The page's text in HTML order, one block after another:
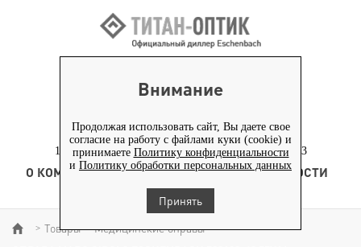
Внимание
Продолжая использовать сайт, Вы даете свое
согласие на работу с файлами куки (cookie) и
принимаете Политику конфиденциальности
и Политику обработки персональных данных
Принять
+7 (495) 653-82-70
117186, г. Москва, Севастопольский проспект, д. 23
О КОМПАНИИ ТОВАРЫ ТЕХНОЛОГИЯ
НОВОСТИ
КОНТЕНТ
> Товары > Медицинские оправы >